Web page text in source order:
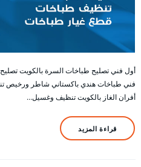
أول فني تصليح طباخات السرة بالكويت
فني طباخات هندي باكستاني شاطر ورخيص
أفران الغاز بالكويت تنظيف وغسيل…
قراءة المزيد